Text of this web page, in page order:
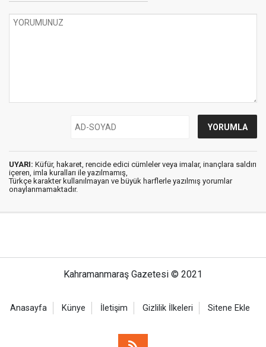
UYARI: Küfür, hakaret, rencide edici cümleler veya imalar, inançlara saldırı
içeren, imla kuralları ile yazılmamış,
Türkçe karakter kullanılmayan ve büyük harflerle yazılmış yorumlar
onaylanmamaktadır.
Kahramanmaraş Gazetesi © 2021
Anasayfa Künye İletişim Gizlilik İlkeleri Sitene Ekle